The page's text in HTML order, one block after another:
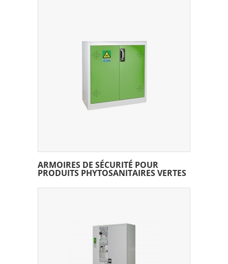
ARMOIRES DE SÉCURITÉ POUR
PRODUITS PHYTOSANITAIRES VERTES